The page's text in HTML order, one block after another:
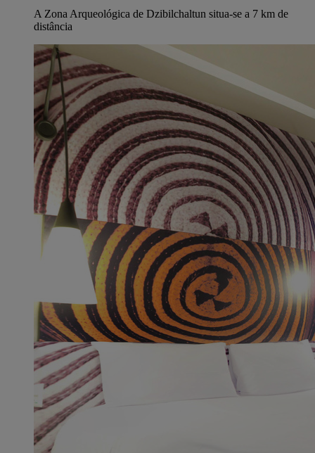
A Zona Arqueológica de Dzibilchaltun situa-se a 7 km de
distância